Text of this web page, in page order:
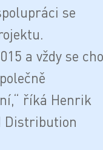
se
a vždy se
říká Henrik
Distribution